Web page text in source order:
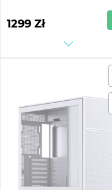
1299 Zł